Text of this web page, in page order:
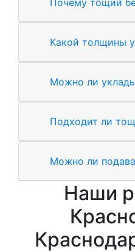
Какой толщины
Можно ли
Подходит ли
Можно ли
Наши